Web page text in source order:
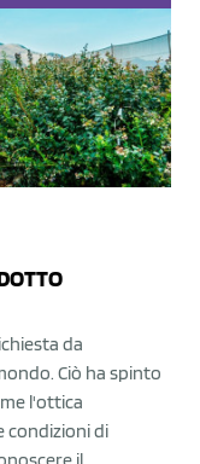
da
Ciò ha spinto
l'ottica
condizioni di
il